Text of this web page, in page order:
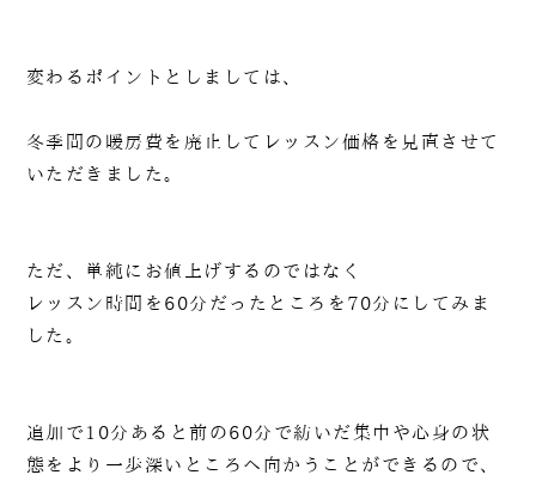
変わるポイントとしましては、
冬季間の暖房費を廃止してレッスン価格を見直させて
いただきました。
ただ、単純にお値上げするのではなく
レッスン時間を60分だったところを70分にしてみま
した。
追加で10分あると前の60分で紡いだ集中や心身の状
態をより一歩深いところへ向かうことができるので、